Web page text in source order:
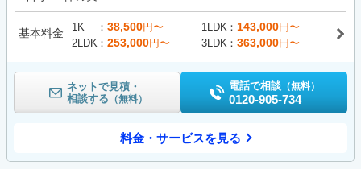
基本料金 1K 38,500円〜 1LDK 143,000円〜
2LDK
253,000円〜 3LDK 363,000円〜
ネットで見積・
相談する （無料）
電話で相談 （無料）
0120-905-734
料金・サービスを見る